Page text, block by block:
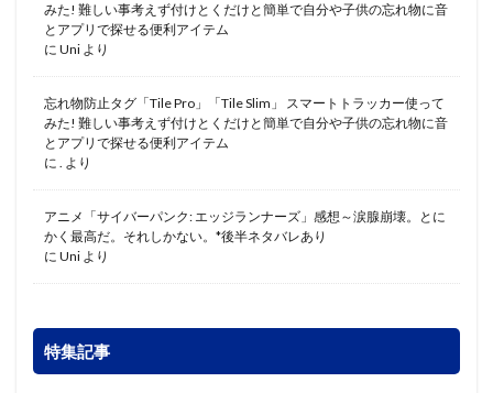
みた! 難しい事考えず付けとくだけと簡単で自分や子供の忘れ物に音
とアプリで探せる便利アイテム
に Uni より
忘れ物防止タグ「Tile Pro」「Tile Slim」 スマートトラッカー使って
みた! 難しい事考えず付けとくだけと簡単で自分や子供の忘れ物に音
とアプリで探せる便利アイテム
に . より
アニメ「サイバーパンク: エッジランナーズ」感想～涙腺崩壊。とに
かく最高だ。それしかない。*後半ネタバレあり
に Uni より
特集記事